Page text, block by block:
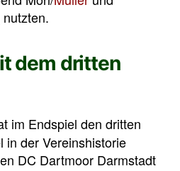
dem dritten
im Endspiel den dritten
in der Vereinshistorie
DC Dartmoor Darmstadt